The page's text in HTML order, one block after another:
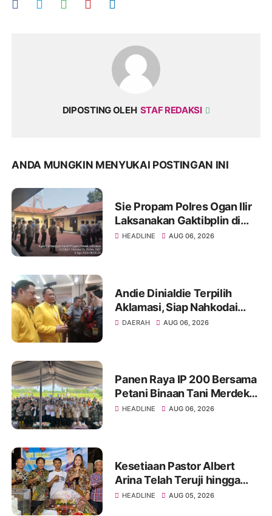
DIPOSTING OLEH STAF REDAKSI
ANDA MUNGKIN MENYUKAI POSTINGAN INI
Sie Propam Polres Ogan Ilir
Laksanakan Gaktibplin di
Polsek Indralaya, Tingkatkan
HEADLINE AUG 06, 2026
Andie Dinialdie Terpilih
Aklamasi, Siap Nahkodai
Golkar Sumsel dengan
DAERAH AUG 06, 2026
Panen Raya IP 200 Bersama
Petani Binaan Tani Merdeka
Indonesia Ogan Ilir
HEADLINE AUG 06, 2026
Kesetiaan Pastor Albert
Arina Telah Teruji hingga
Pesta Perak Imamat ke 28
HEADLINE AUG 05, 2026